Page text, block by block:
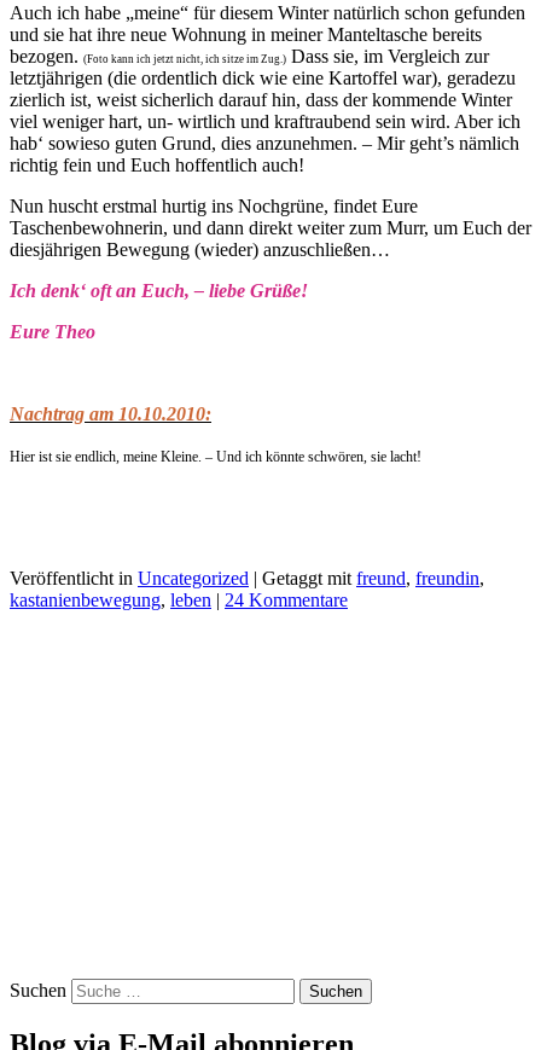
Auch ich habe „meine“ für diesem Winter natürlich schon gefunden
und sie hat ihre neue Wohnung in meiner Manteltasche bereits
bezogen. (Foto kann ich jetzt nicht, ich sitze im Zug.) Dass sie, im Vergleich zur
letztjährigen (die ordentlich dick wie eine Kartoffel war), geradezu
zierlich ist, weist sicherlich darauf hin, dass der kommende Winter
viel weniger hart, un- wirtlich und kraftraubend sein wird. Aber ich
hab‘ sowieso guten Grund, dies anzunehmen. – Mir geht’s nämlich
richtig fein und Euch hoffentlich auch!
Nun huscht erstmal hurtig ins Nochgrüne, findet Eure
Taschenbewohnerin, und dann direkt weiter zum Murr, um Euch der
diesjährigen Bewegung (wieder) anzuschließen…
Ich denk‘ oft an Euch, – liebe Grüße!
Eure Theo
Nachtrag am 10.10.2010:
Hier ist sie endlich, meine Kleine. – Und ich könnte schwören, sie lacht!
Veröffentlicht in Uncategorized | Getaggt mit freund, freundin,
kastanienbewegung, leben | 24 Kommentare
Suchen